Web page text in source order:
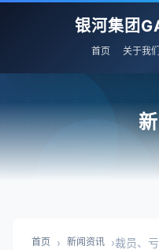
银河集团
首页 关于我们
首页 › 新闻资讯 ›裁员、